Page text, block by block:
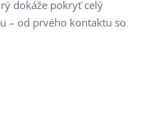
dokáže pokryť celý
– od prvého kontaktu so